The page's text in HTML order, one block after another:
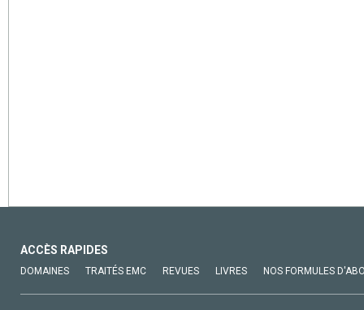
ACCÈS RAPIDES
DOMAINES TRAITÉS EMC REVUES LIVRES NOS FORMULES